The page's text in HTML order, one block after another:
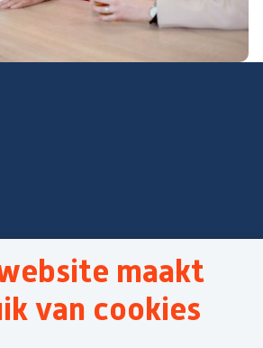
maakt
van cookies